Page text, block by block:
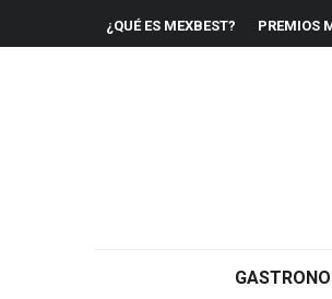
¿QUÉ ES MEXBEST? PREMIOS